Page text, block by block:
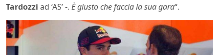
Tardozzi ad ‘AS’ -. È giusto che faccia la sua gara“.